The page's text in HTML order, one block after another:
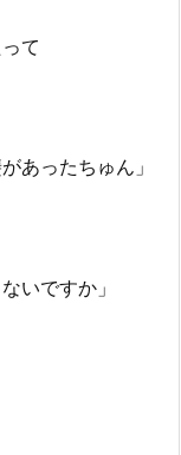
て
あったちゅん」
いですか」